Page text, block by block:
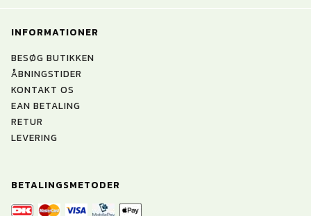
INFORMATIONER
BESØG BUTIKKEN
ÅBNINGSTIDER
KONTAKT OS
EAN BETALING
RETUR
LEVERING
BETALINGSMETODER